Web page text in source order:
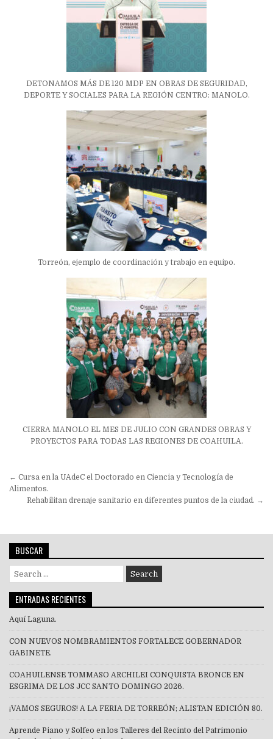
DETONAMOS MÁS DE 120 MDP EN OBRAS DE SEGURIDAD,
DEPORTE Y SOCIALES PARA LA REGIÓN CENTRO: MANOLO.
Torreón, ejemplo de coordinación y trabajo en equipo.
CIERRA MANOLO EL MES DE JULIO CON GRANDES OBRAS Y
PROYECTOS PARA TODAS LAS REGIONES DE COAHUILA.
Navegación
de
entradas
← Cursa en la UAdeC el Doctorado en Ciencia y Tecnología de
Alimentos.
Rehabilitan drenaje sanitario en diferentes puntos de la ciudad. →
BUSCAR
Search
for:
ENTRADAS RECIENTES
Aquí Laguna.
CON NUEVOS NOMBRAMIENTOS FORTALECE GOBERNADOR
GABINETE.
COAHUILENSE TOMMASO ARCHILEI CONQUISTA BRONCE EN
ESGRIMA DE LOS JCC SANTO DOMINGO 2026.
¡VAMOS SEGUROS! A LA FERIA DE TORREÓN; ALISTAN EDICIÓN 80.
Aprende Piano y Solfeo en los Talleres del Recinto del Patrimonio